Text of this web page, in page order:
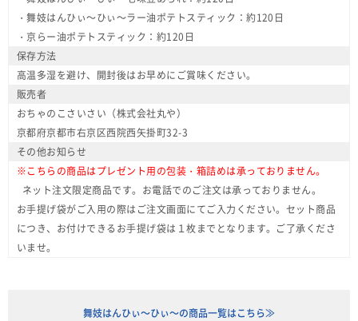
・舞妓はんひぃ～ひぃ～ラー油ポテトスティック：約120日
・京らー油ポテトスティック：約120日
保存方法
高温多湿を避け、開封後はお早めにご賞味ください。
販売者
おちゃのこさいさい（株式会社丸や）
京都府京都市右京区西院西矢掛町32-3
その他お知らせ
※こちらの商品はプレゼント用の包装・箱詰めは承っておりません。
ネット注文限定商品です。お電話でのご注文は承っておりません。
お手提げ袋がご入用の際はご注文画面にてご入力ください。セット商品
につき、お付けできるお手提げ袋は１枚までとなります。ご了承くださ
いませ。
舞妓はんひぃ～ひぃ～の商品一覧はこちら≫